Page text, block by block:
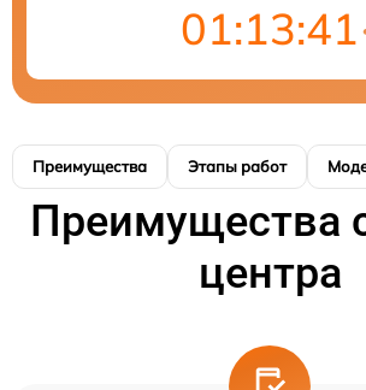
01:13:41
Преимущества Этапы работ
Преимущества
центра